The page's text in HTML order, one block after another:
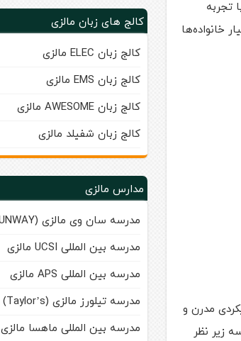
تجربه
خانواده‌ها
مدرن و
زیر نظر
کالج های زبان مالزی
کالج زبان ELEC مالزی
کالج زبان EMS مالزی
کالج زبان AWESOME مالزی
کالج زبان شفیلد مالزی
مدارس مالزی
مدرسه سان‌ وی مالزی (SUNWAY)
مدرسه بین‌ المللی UCSI مالزی
مدرسه بین‌ المللی APS مالزی
مدرسه تیلورز مالزی (Taylor’s)
مدرسه بین المللی ماهسا مالزی